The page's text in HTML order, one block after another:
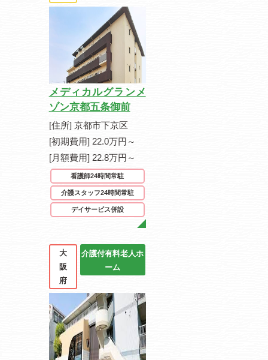
メディカルグランメ
ゾン京都五条御前
[住所] 京都市下京区
[初期費用] 22.0万円～
[月額費用] 22.8万円～
看護師24時間常駐
介護スタッフ24時間常駐
デイサービス併設
大
阪
府
介護付有料老人ホ
ーム